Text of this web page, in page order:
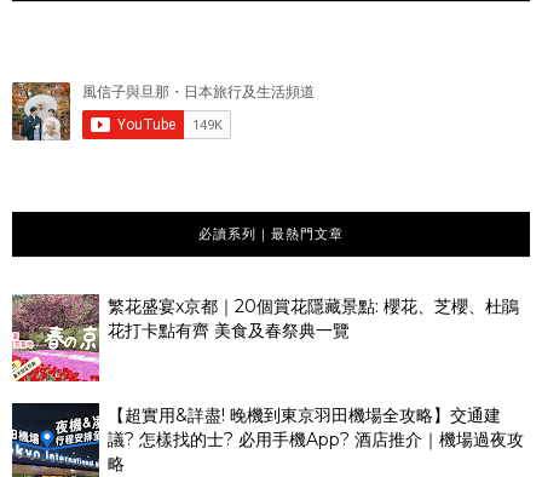
必讀系列｜最熱門文章
繁花盛宴x京都｜20個賞花隱藏景點: 櫻花、芝櫻、杜鵑
花打卡點有齊 美食及春祭典一覽
【超實用&詳盡! 晚機到東京羽田機場全攻略】交通建
議? 怎樣找的士? 必用手機App? 酒店推介｜機場過夜攻
略